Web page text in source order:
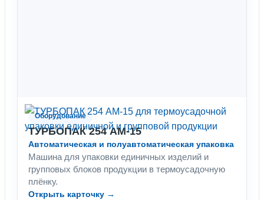
Оборудование
ТУРБОПАК 254 АМ-15
Автоматическая и полуавтоматическая упаковка
Машина для упаковки единичных изделий и
групповых блоков продукции в термоусадочную
плёнку.
Открыть карточку →